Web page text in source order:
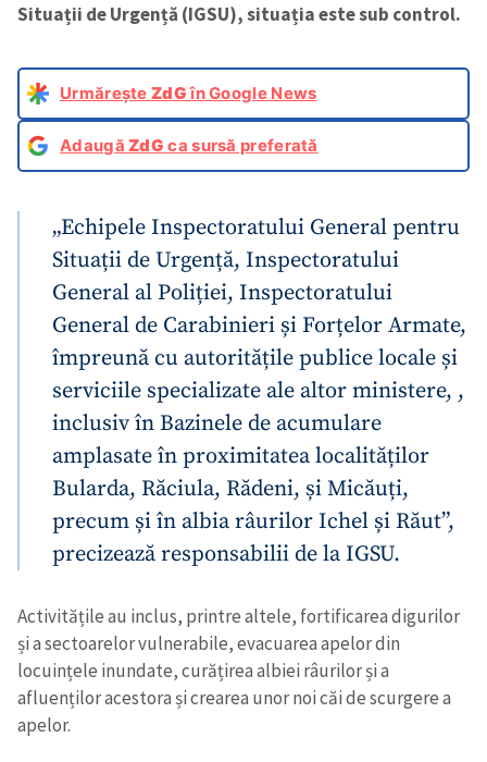
Situații de Urgență (IGSU), situația este sub control.
Urmărește ZdGîn Google News
AdaugăZdG ca sursă preferată
„Echipele Inspectoratului General pentru
Situații de Urgență, Inspectoratului
General al Poliției, Inspectoratului
General de Carabinieri și Forțelor Armate,
împreună cu autoritățile publice locale și
serviciile specializate ale altor ministere, ,
inclusiv în Bazinele de acumulare
amplasate în proximitatea localităților
Bularda, Răciula, Rădeni, și Micăuți,
precum și în albia râurilor Ichel și Răut”,
precizează responsabilii de la IGSU.
Activitățile au inclus, printre altele, fortificarea digurilor
și a sectoarelor vulnerabile, evacuarea apelor din
locuințele inundate, curățirea albiei râurilor și a
afluenților acestora și crearea unor noi căi de scurgere a
apelor.